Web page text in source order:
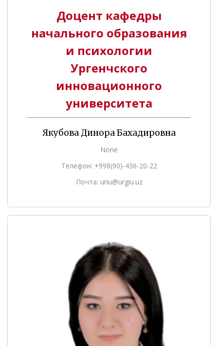
Доцент кафедры
начального образования
и психологии
Ургенчского
инновационного
университета
Якубова Динора Бахадировна
None
Телефон: +998(90)-436-20-22
Почта: uriu@urgiu.uz